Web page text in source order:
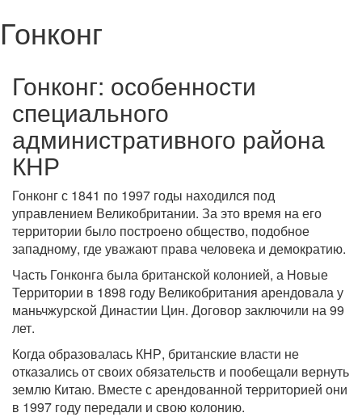
Гонконг
Гонконг: особенности
специального
административного района
КНР
Гонконг с 1841 по 1997 годы находился под
управлением Великобритании. За это время на его
территории было построено общество, подобное
западному, где уважают права человека и демократию.
Часть Гонконга была британской колонией, а Новые
Территории в 1898 году Великобритания арендовала у
маньчжурской Династии Цин. Договор заключили на 99
лет.
Когда образовалась КНР, британские власти не
отказались от своих обязательств и пообещали вернуть
землю Китаю. Вместе с арендованной территорией они
в 1997 году передали и свою колонию.